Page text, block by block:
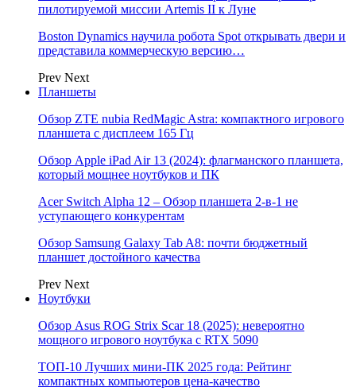
пилотируемой миссии Artemis II к Луне
Boston Dynamics научила робота Spot открывать двери и
представила коммерческую версию…
Prev Next
Планшеты
Обзор ZTE nubia RedMagic Astra: компактного игрового
планшета с дисплеем 165 Гц
Обзор Apple iPad Air 13 (2024): флагманского планшета,
который мощнее ноутбуков и ПК
Acer Switch Alpha 12 – Обзор планшета 2-в-1 не
уступающего конкурентам
Обзор Samsung Galaxy Tab A8: почти бюджетный
планшет достойного качества
Prev Next
Ноутбуки
Обзор Asus ROG Strix Scar 18 (2025): невероятно
мощного игрового ноутбука с RTX 5090
ТОП-10 Лучших мини-ПК 2025 года: Рейтинг
компактных компьютеров цена-качество